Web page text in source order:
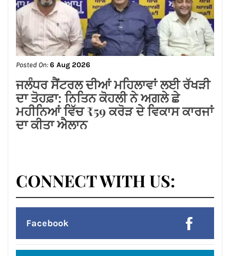
Posted On:6 Aug 2026
ਸ਼੍*ਰੀ ਕਸ਼ਟ ਨਿਵਾਰਣ ਬਾਲਾਜੀ ਮੰਦਰ, ਬਾਜ਼ਾਰ
ਸ਼ੇਖਾਂ, ਜਲੰਧਰ ਕਮੇਟੀ ਨੇ ਭਾਜਪਾ ਪੰਜਾਬ ਦੇ
ਨਵਨਿਯੁਕਤ ਪ੍ਰਦੇਸ਼ ਉਪ-ਪ੍ਰਧਾਨ ਸੁਸ਼ੀਲ
ਕੁਮਾਰ ਰਿੰਕੂ ਦਾ ਕੀਤਾ ਭਵਿਆ ਸਵਾਗਤ ਅਤੇ
ਸਨਮਾਨ*
ਲੱਧੇਵਾਲੀ ਪਾਰਕ ਦੀ ਬਦਹਾਲੀ—ਵਿਕਾਸ ਦੇ
ਦਾਵਿਆਂ ਦੀ ਅਸਲੀ ਤਸਵੀਰ!